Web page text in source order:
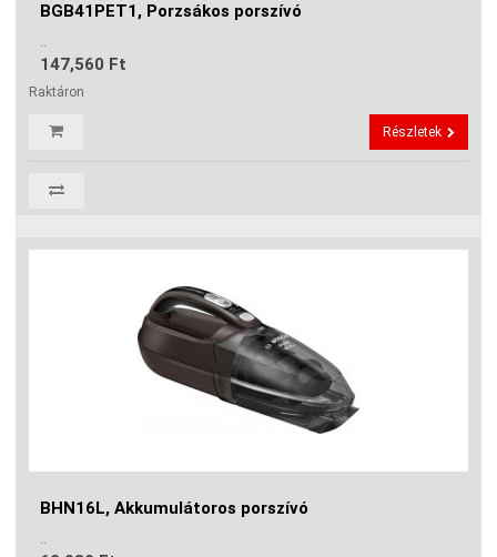
BGB41PET1, Porzsákos porszívó
..
147,560 Ft
Raktáron
Részletek
BHN16L, Akkumulátoros porszívó
..